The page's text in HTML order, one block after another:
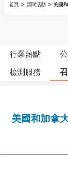
首頁 > 新聞活動 > 美國
行業熱點
檢測服務
美國和加拿